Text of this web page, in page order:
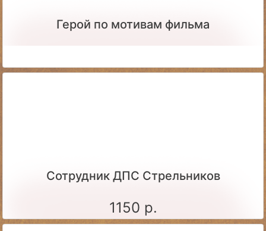
Герой по мотивам фильма
Сотрудник ДПС Стрельников
1150 р.